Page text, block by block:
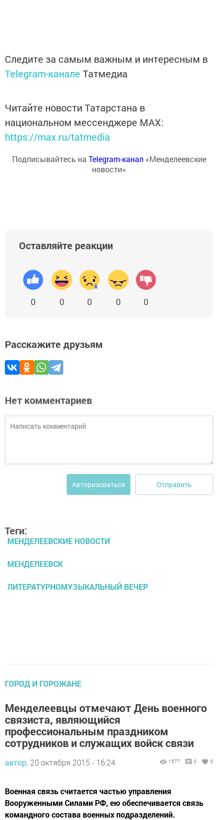
Следите за самым важным и интересным в
Telegram-канале Татмедиа
Читайте новости Татарстана в
национальном мессенджере MАХ:
https://max.ru/tatmedia
Подписывайтесь на Telegram-канал «Менделеевские
новости»
Оставляйте реакции
0 0 0 0 0
Расскажите друзьям
Нет комментариев
Авторизоваться Отправить
Теги:
МЕНДЕЛЕЕВСКИЕ НОВОСТИ
МЕНДЕЛЕЕВСК
ЛИТЕРАТУРНОМУЗЫКАЛЬНЫЙ ВЕЧЕР
ГОРОД И ГОРОЖАНЕ
Менделеевцы отмечают День военного
связиста, являющийся
профессиональным праздником
сотрудников и служащих войск связи
автор, 20 октября 2015 - 16:24 1577 0 0
Военная связь считается частью управления
Вооруженными Силами РФ, ею обеспечивается связь
командного состава военных подразделений.